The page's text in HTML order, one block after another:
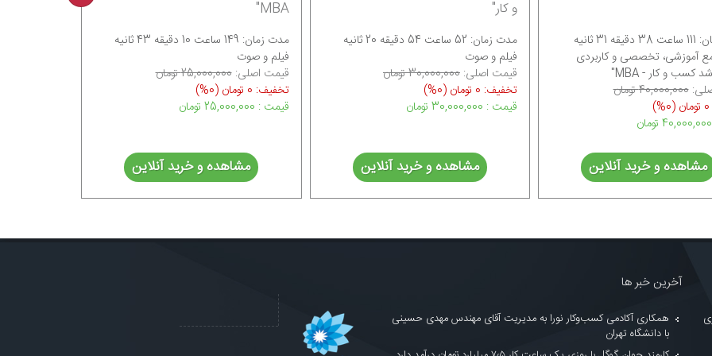
مدت زمان: 52 ساعت 54 دقیقه 20 ثانیه
فیلم و صوت
قیمت اصلی:
30,000,000 تومان
تخفیف: 0 تومان
تومان
مشاهده و خرید آنلاین
مدت زمان: 149 ساعت 10 دقیقه 43 ثانیه
قیمت اصلی:
25,000,000 تومان
تومان
مشاهده و خرید آنلاین
فروش حرفه‌ای"
مدت زمان: 153 ساعت 46 دقیقه 23 ثانیه
قیمت اصلی:
آخرین خبر ها
همکاری آکادمی کسب‌وکار نورا به مدیریت آقای مهندس مهدی حسینی
با دانشگاه تهران